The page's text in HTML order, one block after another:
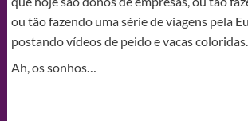
ou tão fazendo uma série de viagens pela
postando vídeos de peido e vacas coloridas.
Ah, os sonhos…